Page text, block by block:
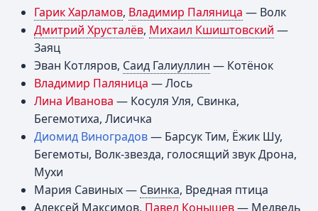
Гарик Харламов, Владимир Паляница — Волк
Дмитрий Хрусталёв, Михаил Кшиштовский —
Заяц
Эван Котляров, Саид Галиуллин — Котёнок
Владимир Паляница — Лось
Лина Иванова — Косуля Уля, Свинка,
Бегемотиха, Лисичка
Диомид Виноградов— Барсук Тим, Ёжик Шу,
Бегемоты, Волк-звезда, голосящий звук Дрона,
Мухи
Мария Савиных — Свинка, Вредная птица
Алексей Максимов, Павел Конышев— Медведь